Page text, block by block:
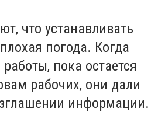
что устанавливать
погода. Когда
пока остается
рабочих, они дали
информации.